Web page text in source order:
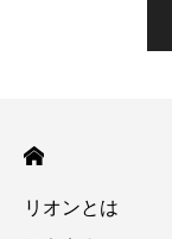
リオンとは